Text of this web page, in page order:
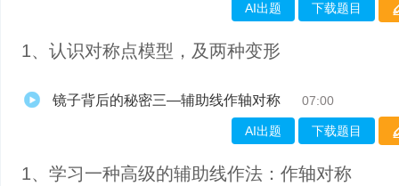
AI出题 下载题目
1、认识对称点模型，及两种变形
镜子背后的秘密三—辅助线作轴对称 07:00
AI出题 下载题目
1、学习一种高级的辅助线作法：作轴对称